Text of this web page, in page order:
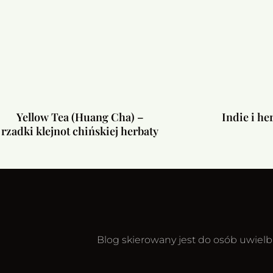
Yellow Tea (Huang Cha) –
rzadki klejnot chińskiej herbaty
Indie i
Blog skierowany jest do osób